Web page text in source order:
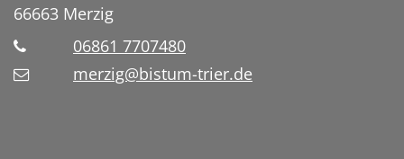
66663 Merzig
06861 7707480
merzig@bistum-trier.de